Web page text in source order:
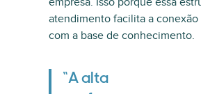
atendimento facilita a
com a base de conhecimento.
“A alta